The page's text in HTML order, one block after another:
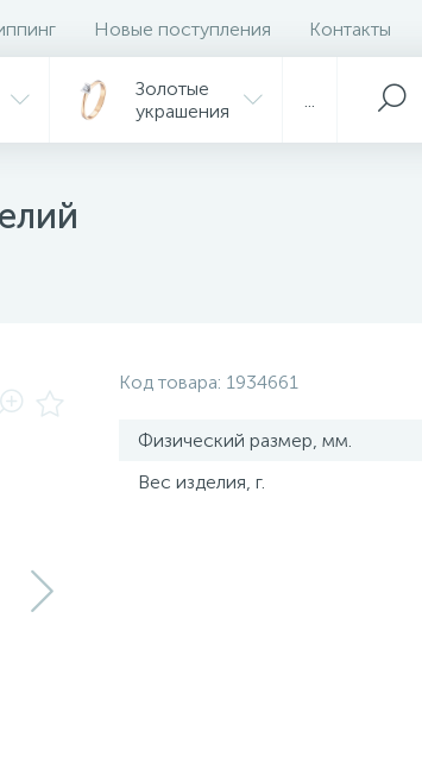
Новые поступления Контакты
Золотые
украшения
Код товара: 1934661
Физический размер, мм.
Вес изделия, г.